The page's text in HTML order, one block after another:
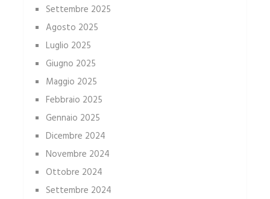
Settembre 2025
Agosto 2025
Luglio 2025
Giugno 2025
Maggio 2025
Febbraio 2025
Gennaio 2025
Dicembre 2024
Novembre 2024
Ottobre 2024
Settembre 2024